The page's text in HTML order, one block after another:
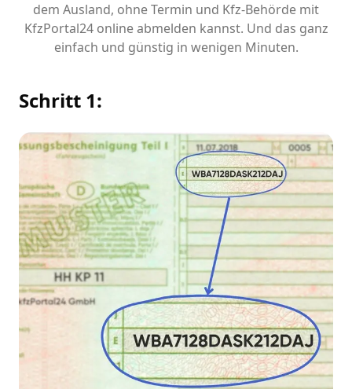
dem Ausland, ohne Termin und Kfz-Behörde mit
KfzPortal24 online abmelden kannst. Und das ganz
einfach und günstig in wenigen Minuten.
Schritt 1: